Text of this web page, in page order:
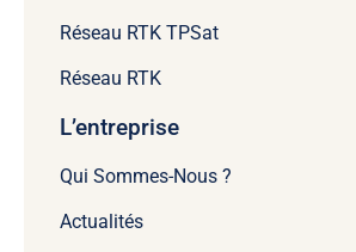
Réseau RTK TPSat
Réseau RTK
L’entreprise
Qui Sommes-Nous ?
Actualités